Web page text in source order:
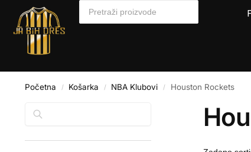
Početna / Košarka / NBA Klubovi / Houston Rockets